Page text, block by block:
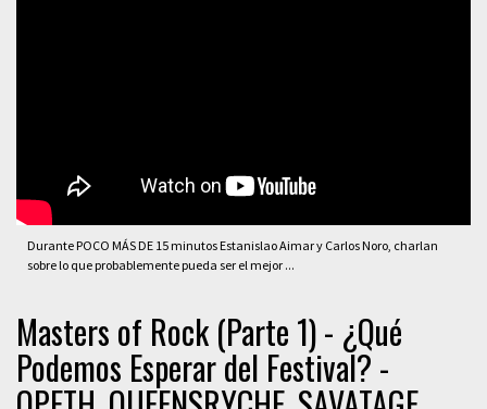
Durante POCO MÁS DE 15 minutos Estanislao Aimar y Carlos Noro, charlan
sobre lo que probablemente pueda ser el mejor ...
Masters of Rock (Parte 1) - ¿Qué
Podemos Esperar del Festival? -